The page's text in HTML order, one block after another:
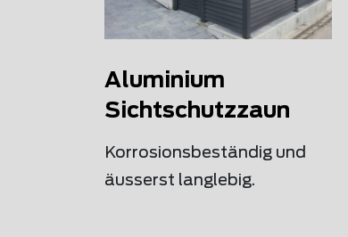
Aluminium
Sichtschutzzaun
Korrosionsbeständig und
äusserst langlebig.